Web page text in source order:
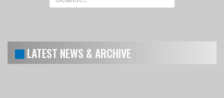
LATEST NEWS & ARCHIVE